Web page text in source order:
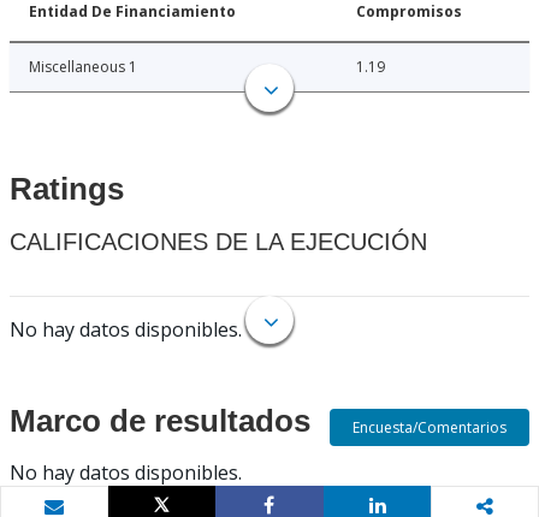
Entidad De Financiamiento Compromisos
Miscellaneous 1 1.19
Ratings
CALIFICACIONES DE LA EJECUCIÓN
No hay datos disponibles.
Marco de resultados
No hay datos disponibles.
Encuesta/Comentarios